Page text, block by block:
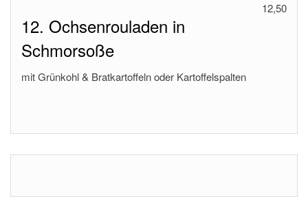
12. Ochsenrouladen in
Schmorsoße
12,50
mit Grünkohl & Bratkartoffeln oder Kartoffelspalten